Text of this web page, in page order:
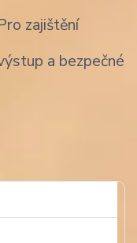
zajištění
a bezpečné